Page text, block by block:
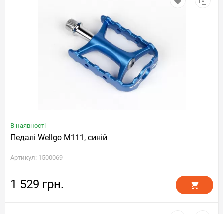
В наявності
Педалі Wellgo M111, синій
Артикул: 1500069
1 529 грн.